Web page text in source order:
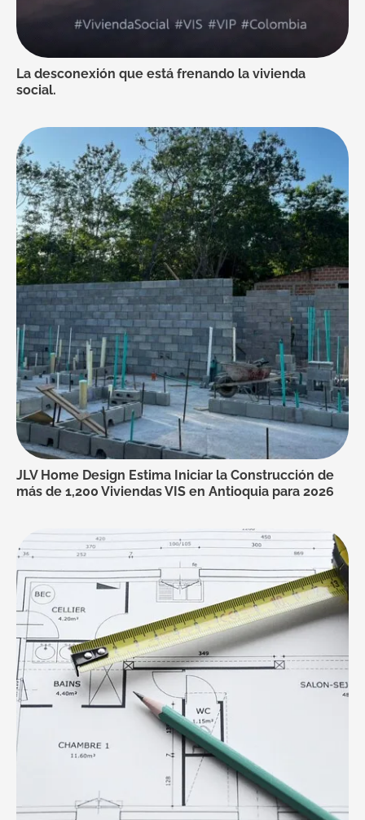
La desconexión que está frenando la vivienda
social.
JLV Home Design Estima Iniciar la Construcción de
más de 1,200 Viviendas VIS en Antioquia para 2026